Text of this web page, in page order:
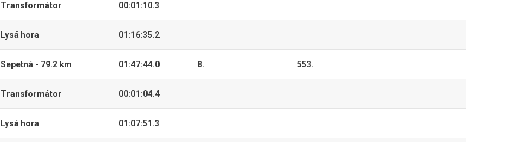
Transformátor 00:01:10.3
Lysá hora 01:16:35.2
Sepetná - 79.2 km 01:47:44.0 8. 553.
Transformátor 00:01:04.4
Lysá hora 01:07:51.3